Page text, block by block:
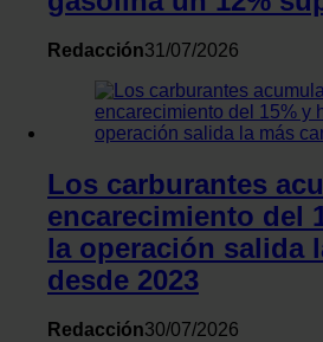
Redacción31/07/2026
Los carburantes
encarecimiento del
la operación salida
desde 2023
Redacción30/07/2026